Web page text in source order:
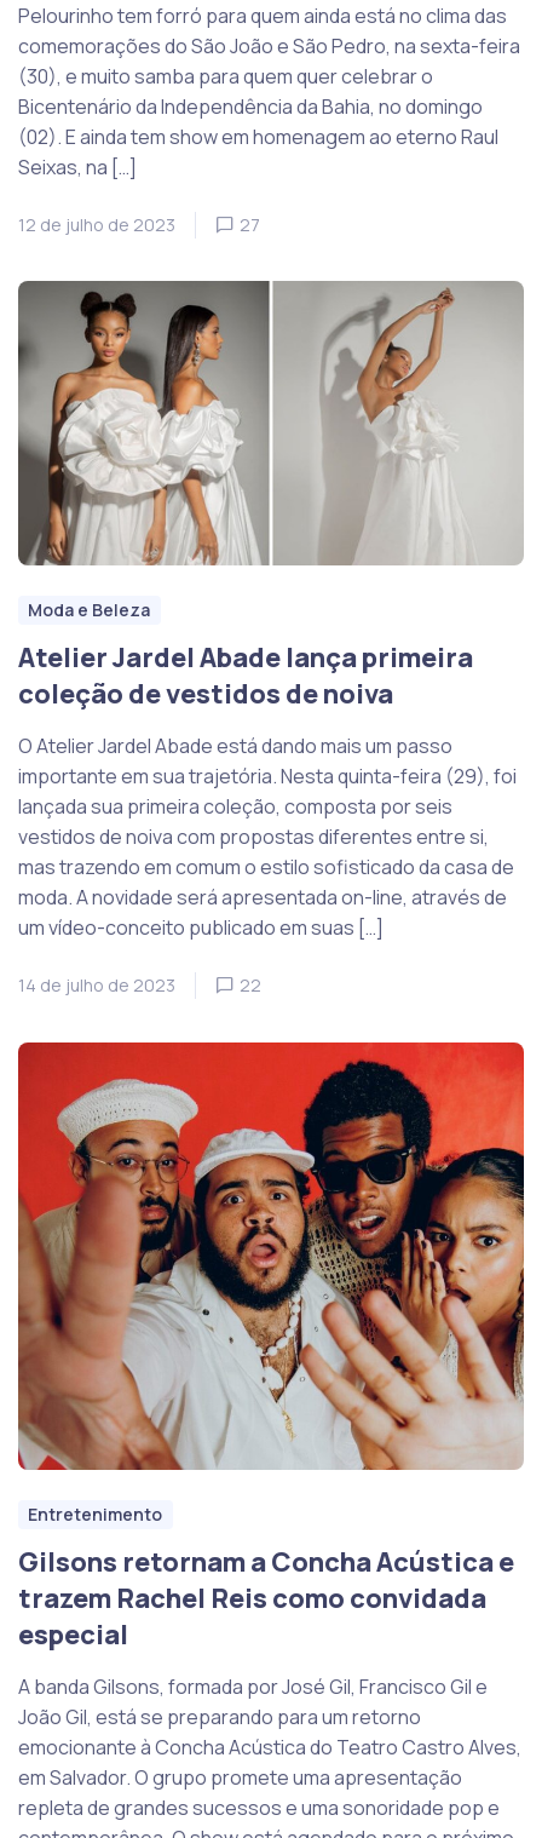
Pelourinho tem forró para quem ainda está no clima das
comemorações do São João e São Pedro, na sexta-feira
(30), e muito samba para quem quer celebrar o
Bicentenário da Independência da Bahia, no domingo
(02). E ainda tem show em homenagem ao eterno Raul
Seixas, na […]
12 de julho de 2023 27
Moda e Beleza
Atelier Jardel Abade lança primeira
coleção de vestidos de noiva
O Atelier Jardel Abade está dando mais um passo
importante em sua trajetória. Nesta quinta-feira (29), foi
lançada sua primeira coleção, composta por seis
vestidos de noiva com propostas diferentes entre si,
mas trazendo em comum o estilo sofisticado da casa de
moda. A novidade será apresentada on-line, através de
um vídeo-conceito publicado em suas […]
14 de julho de 2023 22
Entretenimento
Gilsons retornam a Concha Acústica e
trazem Rachel Reis como convidada
especial
A banda Gilsons, formada por José Gil, Francisco Gil e
João Gil, está se preparando para um retorno
emocionante à Concha Acústica do Teatro Castro Alves,
em Salvador. O grupo promete uma apresentação
repleta de grandes sucessos e uma sonoridade pop e